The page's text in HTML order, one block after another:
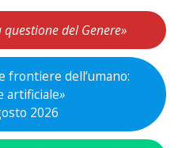
questione del Genere»
frontiere dell’umano:
artificiale»
2026